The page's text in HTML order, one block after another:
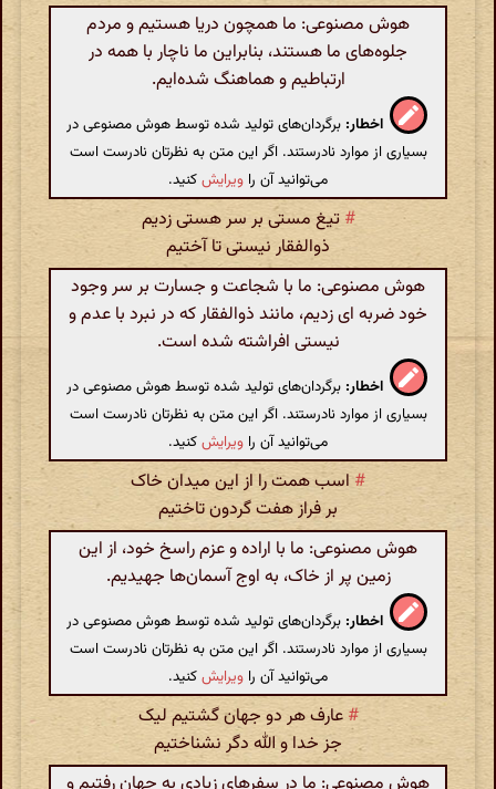
هوش مصنوعی: ما همچون دریا هستیم و مردم
جلوه‌های ما هستند، بنابراین ما ناچار با همه در
ارتباطیم و هماهنگ شده‌ایم.
اخطار: برگردان‌های تولید شده توسط هوش مصنوعی در
بسیاری از موارد نادرستند. اگر این متن به نظرتان نادرست است
می‌توانید آن را ویرایشکنید.
# تیغ مستی بر سر هستی زدیم
ذوالفقار نیستی تا آختیم
هوش مصنوعی: ما با شجاعت و جسارت بر سر وجود
خود ضربه ای زدیم، مانند ذوالفقار که در نبرد با عدم و
نیستی افراشته شده است.
اخطار: برگردان‌های تولید شده توسط هوش مصنوعی در
بسیاری از موارد نادرستند. اگر این متن به نظرتان نادرست است
می‌توانید آن را ویرایشکنید.
# اسب همت را از این میدان خاک
بر فراز هفت گردون تاختیم
هوش مصنوعی: ما با اراده و عزم راسخ خود، از این
زمین پر از خاک، به اوج آسمان‌ها جهیدیم.
اخطار: برگردان‌های تولید شده توسط هوش مصنوعی در
بسیاری از موارد نادرستند. اگر این متن به نظرتان نادرست است
می‌توانید آن را ویرایشکنید.
# عارف هر دو جهان گشتیم لیک
جز خدا و الله دگر نشناختیم